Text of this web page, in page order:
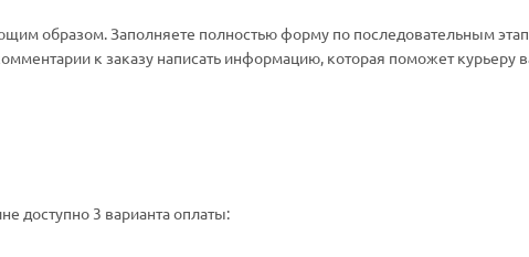
образом. Заполняете полностью форму по последовательным
к заказу написать информацию, которая поможет курьеру
доступно 3 варианта оплаты: